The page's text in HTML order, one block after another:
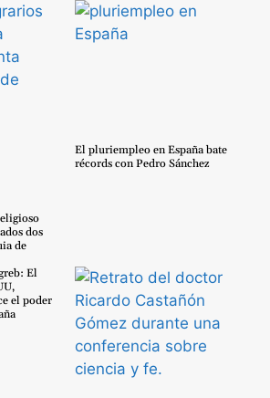
dos
de
El pluriempleo en España bate
récords con Pedro Sánchez
El
el poder